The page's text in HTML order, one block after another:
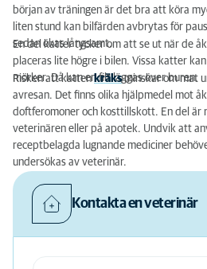
början av träningen är det bra att köra
liten stund kan bilfärden avbrytas för
sedan ökas långsamt.
En del katter tycker om att se ut när de
placeras lite högre i bilen. Vissa katter
mörker. Då kan en filt läggas över buren.
Risken att kattenkräksminskar om mat
avresan. Det finns olika hjälpmedel mot
doftferomoner och kosttillskott. En del är
veterinären eller på apotek. Undvik att
receptbelagda lugnande mediciner
undersökas av veterinär.
Kontakta en veterinär